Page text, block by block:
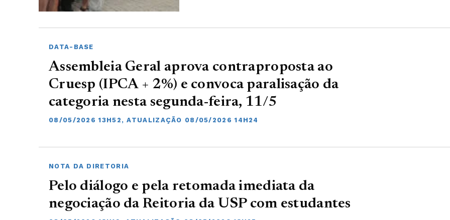
DATA-BASE
Assembleia Geral aprova contraproposta ao
Cruesp (IPCA + 2%) e convoca paralisação da
categoria nesta segunda-feira, 11/5
08/05/2026 13H52, ATUALIZAÇÃO 08/05/2026 14H24
NOTA DA DIRETORIA
Pelo diálogo e pela retomada imediata da
negociação da Reitoria da USP com estudantes